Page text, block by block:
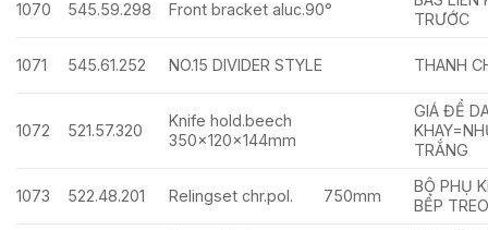
1070 545.59.298 Front bracket aluc.90°
TRƯỚC
1071 545.61.252 NO.15 DIVIDER STYLE THANH
1072 521.57.320
Knife hold.beech
350x120x144mm
GIÁ ĐỂ
TRẮNG
1073 522.48.201 Relingset chr.pol. 750mm
BỘ PHỤ
BẾP